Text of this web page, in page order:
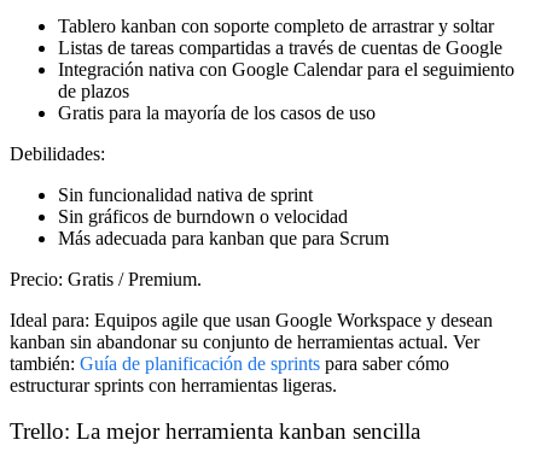
Tablero kanban con soporte completo de arrastrar y soltar
Listas de tareas compartidas a través de cuentas de Google
Integración nativa con Google Calendar para el seguimiento
de plazos
Gratis para la mayoría de los casos de uso
Debilidades:
Sin funcionalidad nativa de sprint
Sin gráficos de burndown o velocidad
Más adecuada para kanban que para Scrum
Precio: Gratis / Premium.
Ideal para: Equipos agile que usan Google Workspace y desean
kanban sin abandonar su conjunto de herramientas actual. Ver
también: Guía de planificación de sprints para saber cómo
estructurar sprints con herramientas ligeras.
Trello: La mejor herramienta kanban sencilla